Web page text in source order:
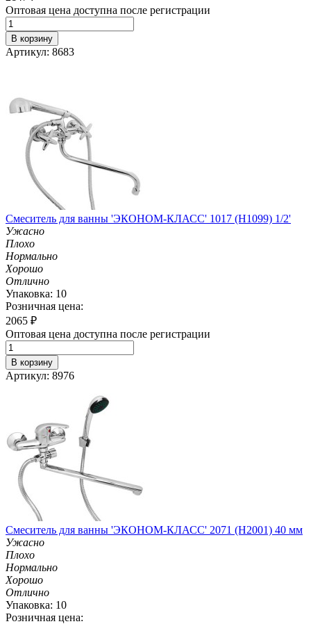
Оптовая цена доступна после регистрации
В корзину
Артикул: 8683
Смеситель для ванны 'ЭКОНОМ-КЛАСС' 1017 (H1099) 1/2'
Ужасно
Плохо
Нормально
Хорошо
Отлично
Упаковка: 10
Розничная цена:
2065 ₽
Оптовая цена доступна после регистрации
В корзину
Артикул: 8976
Смеситель для ванны 'ЭКОНОМ-КЛАСС' 2071 (H2001) 40 мм
Ужасно
Плохо
Нормально
Хорошо
Отлично
Упаковка: 10
Розничная цена: